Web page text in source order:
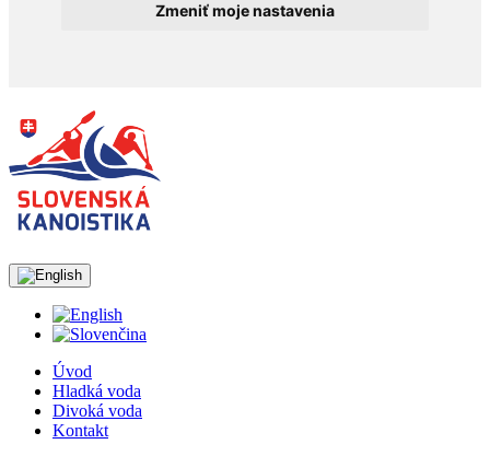
Zmeniť moje nastavenia
Úvod
Hladká voda
Divoká voda
Kontakt